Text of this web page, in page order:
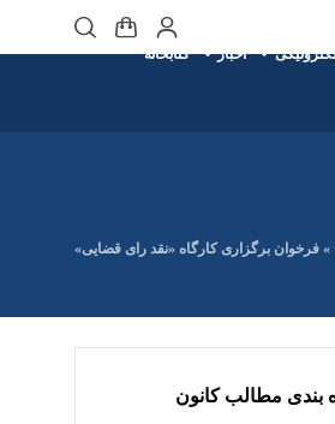
اخبار کتابخانه
» فرخوان برگزاری کارگاه «نقد رای قضایی»
بندی مطالب کانون